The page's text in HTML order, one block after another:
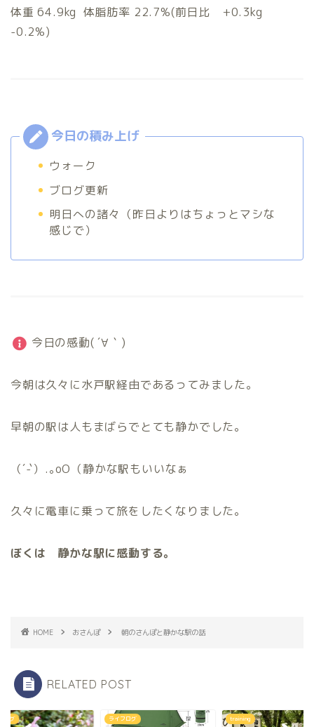
体重 64.9kg 体脂肪率 22.7%(前日比 +0.3kg
-0.2%)
ウォーク
ブログ更新
明日への諸々（昨日よりはちょっとマシな
感じで）
今日の感動( ´∀｀)
今朝は久々に水戸駅経由であるってみました。
早朝の駅は人もまばらでとても静かでした。
（´-`）.｡oO（静かな駅もいいなぁ
久々に電車に乗って旅をしたくなりました。
ぼくは 静かな駅に感動する。
HOME おさんぽ 朝のさんぽと静かな駅の話
RELATED POST
ログ ライフログ training